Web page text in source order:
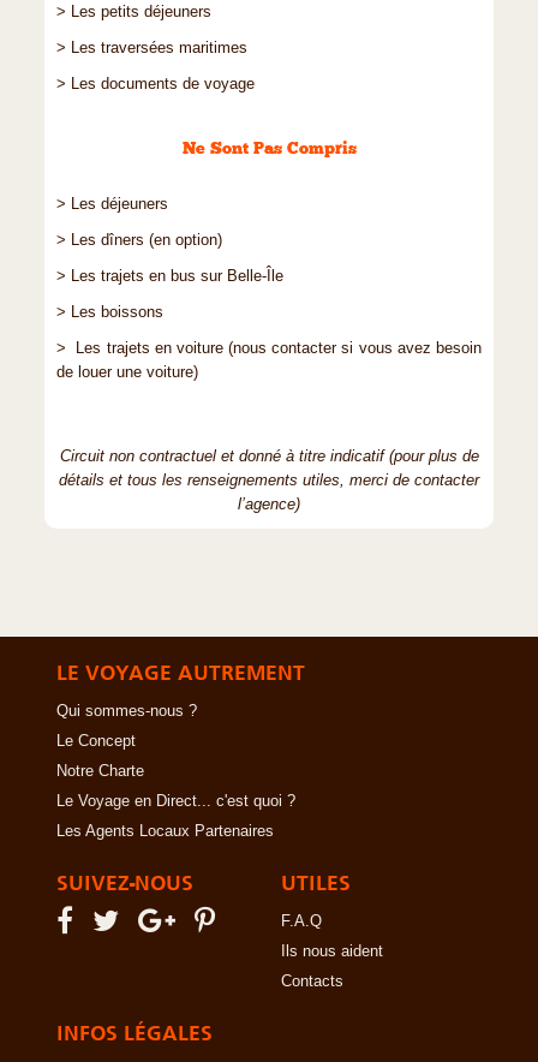
> Les petits déjeuners
> Les traversées maritimes
> Les documents de voyage
Ne Sont Pas Compris
> Les déjeuners
> Les dîners (en option)
> Les trajets en bus sur Belle-Île
> Les boissons
> Les trajets en voiture (nous contacter si vous avez besoin
de louer une voiture)
Circuit non contractuel et donné à titre indicatif (pour plus de
détails et tous les renseignements utiles, merci de contacter
l’agence)
LE VOYAGE AUTREMENT
Qui sommes-nous ?
Le Concept
Notre Charte
Le Voyage en Direct... c'est quoi ?
Les Agents Locaux Partenaires
SUIVEZ-NOUS UTILES
F.A.Q
Ils nous aident
Contacts
INFOS LÉGALES